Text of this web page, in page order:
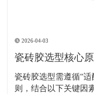
2026-04-03
瓷砖胶选型核心原
瓷砖胶选型需遵循“
则，结合以下关键因